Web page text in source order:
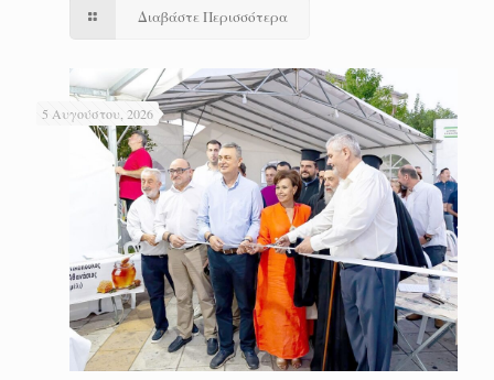
Διαβάστε Περισσότερα
5 Αυγούστου, 2026